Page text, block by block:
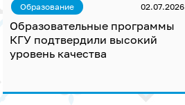
Образование 02.07.2026
Образовательные программы
КГУ подтвердили высокий
уровень качества